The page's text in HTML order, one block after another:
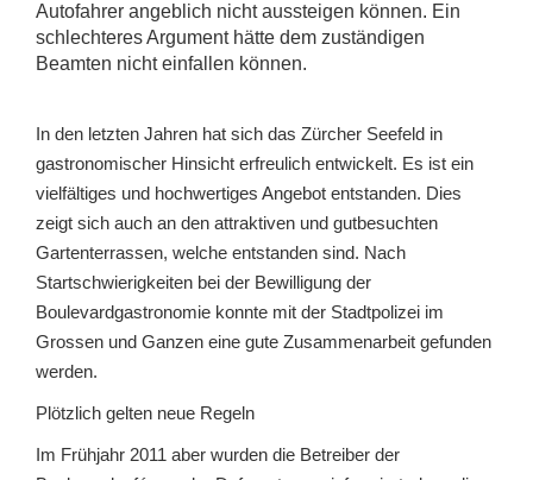
Autofahrer angeblich nicht aussteigen können. Ein
schlechteres Argument hätte dem zuständigen
Beamten nicht einfallen können.
In den letzten Jahren hat sich das Zürcher Seefeld in
gastronomischer Hinsicht erfreulich entwickelt. Es ist ein
vielfältiges und hochwertiges Angebot entstanden. Dies
zeigt sich auch an den attraktiven und gutbesuchten
Gartenterrassen, welche entstanden sind. Nach
Startschwierigkeiten bei der Bewilligung der
Boulevardgastronomie konnte mit der Stadtpolizei im
Grossen und Ganzen eine gute Zusammenarbeit gefunden
werden.
Plötzlich gelten neue Regeln
Im Frühjahr 2011 aber wurden die Betreiber der